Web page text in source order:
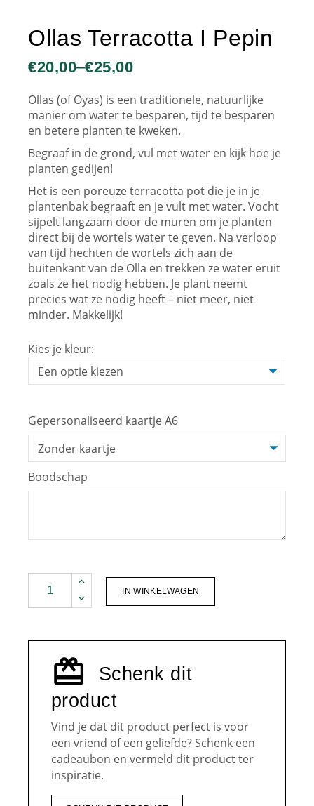
Ollas Terracotta I Pepin
€20,00–€25,00
Ollas (of Oyas) is een traditionele, natuurlijke
manier om water te besparen, tijd te besparen
en betere planten te kweken.
Begraaf in de grond, vul met water en kijk hoe je
planten gedijen!
Het is een poreuze terracotta pot die je in je
plantenbak begraaft en je vult met water. Vocht
sijpelt langzaam door de muren om je planten
direct bij de wortels water te geven. Na verloop
van tijd hechten de wortels zich aan de
buitenkant van de Olla en trekken ze water eruit
zoals ze het nodig hebben. Je plant neemt
precies wat ze nodig heeft – niet meer, niet
minder. Makkelijk!
Kies je kleur:
Gepersonaliseerd kaartje A6
Boodschap
Ollas Terracotta I Pepin quantity
IN WINKELWAGEN
Schenk dit
product
Vind je dat dit product perfect is voor
een vriend of een geliefde? Schenk een
cadeaubon en vermeld dit product ter
inspiratie.